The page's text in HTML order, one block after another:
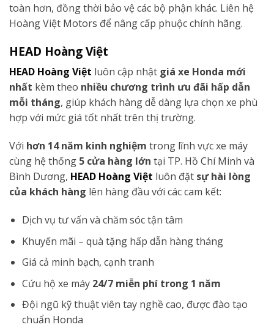
toàn hơn, đồng thời bảo vệ các bộ phận khác. Liên hệ
Hoàng Việt Motors để nâng cấp phuộc chính hãng.
HEAD Hoàng Việt
HEAD Hoàng Việt luôn cập nhật giá xe Honda mới
nhất kèm theo nhiều chương trình ưu đãi hấp dẫn
mỗi tháng, giúp khách hàng dễ dàng lựa chọn xe phù
hợp với mức giá tốt nhất trên thị trường.
Với hơn 14 năm kinh nghiệm trong lĩnh vực xe máy
cùng hệ thống 5 cửa hàng lớn tại TP. Hồ Chí Minh và
Bình Dương, HEAD Hoàng Việt luôn đặt sự hài lòng
của khách hàng lên hàng đầu với các cam kết:
Dịch vụ tư vấn và chăm sóc tận tâm
Khuyến mãi – quà tặng hấp dẫn hàng tháng
Giá cả minh bạch, cạnh tranh
Cứu hộ xe máy 24/7 miễn phí trong 1 năm
Đội ngũ kỹ thuật viên tay nghề cao, được đào tạo
chuẩn Honda